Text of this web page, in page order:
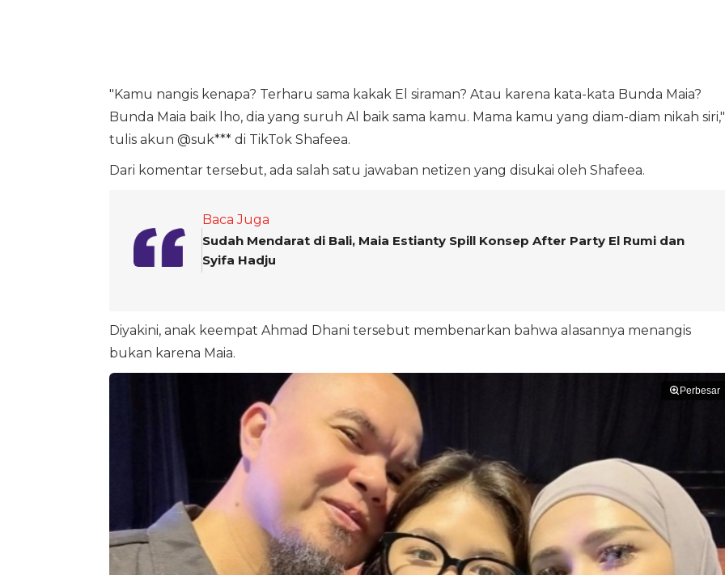
"Kamu nangis kenapa? Terharu sama kakak El siraman? Atau karena kata-kata Bunda Maia?
Bunda Maia baik lho, dia yang suruh Al baik sama kamu. Mama kamu yang diam-diam nikah siri,"
tulis akun @suk*** di TikTok Shafeea.
Dari komentar tersebut, ada salah satu jawaban netizen yang disukai oleh Shafeea.
Baca Juga
Sudah Mendarat di Bali, Maia Estianty Spill Konsep After Party El Rumi dan
Syifa Hadju
Diyakini, anak keempat Ahmad Dhani tersebut membenarkan bahwa alasannya menangis
bukan karena Maia.
Perbesar